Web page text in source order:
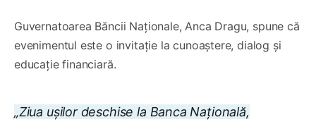
Guvernatoarea Băncii Naționale, Anca Dragu, spune că
evenimentul este o invitație la cunoaștere, dialog și
educație financiară.
„Ziua ușilor deschise la Banca Națională,